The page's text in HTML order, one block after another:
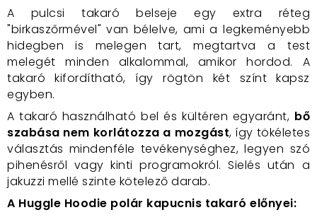
A pulcsi takaró belseje egy extra réteg
"birkaszőrmével" van bélelve, ami a legkeményebb
hidegben is melegen tart, megtartva a test
melegét minden alkalommal, amikor hordod. A
takaró kifordítható, így rögtön két színt kapsz
egyben.
A takaró használható bel és kültéren egyaránt, bő
szabása nem korlátozza a mozgást, így tökéletes
választás mindenféle tevékenységhez, legyen szó
pihenésről vagy kinti programokról. Sielés után a
jakuzzi mellé szinte kötelező darab.
A Huggle Hoodie polár kapucnis takaró előnyei: